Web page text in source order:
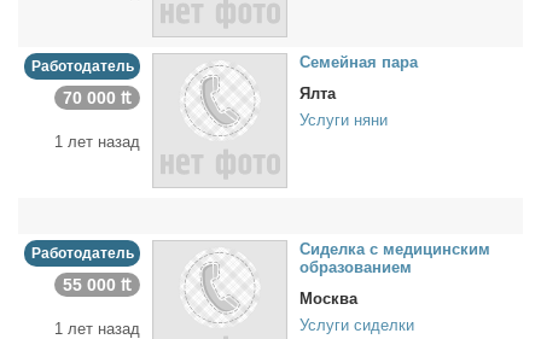
Работодатель
70 000 ₶
1 лет назад
Се­мей­ная па­ра
Ялта
Услуги няни
Работодатель
55 000 ₶
1 лет назад
Си­дел­ка с ме­ди­цин­ским
об­ра­зо­ва­ни­ем
Москва
Услуги сиделки